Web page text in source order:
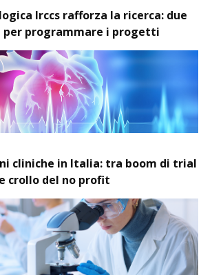
Irccs rafforza la ricerca: due
programmare i progetti
cliniche in Italia: tra boom di trial
crollo del no profit